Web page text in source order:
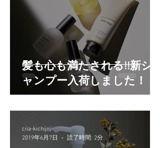
髪も心も満たされる!!新シ
ャンプー入荷しました！
ciia-kichijoji
2019年6月7日
読了時間: 2分